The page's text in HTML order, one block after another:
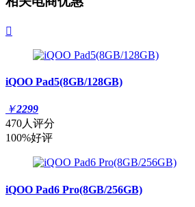

iQOO Pad5(8GB/128GB)
￥2299
470人评分
100%好评
iQOO Pad6 Pro(8GB/256GB)